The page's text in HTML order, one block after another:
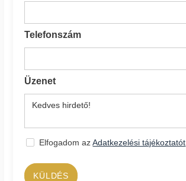
Telefonszám
Üzenet
Elfogadom azAdatkezelési tájékoztatót
KÜLDÉS